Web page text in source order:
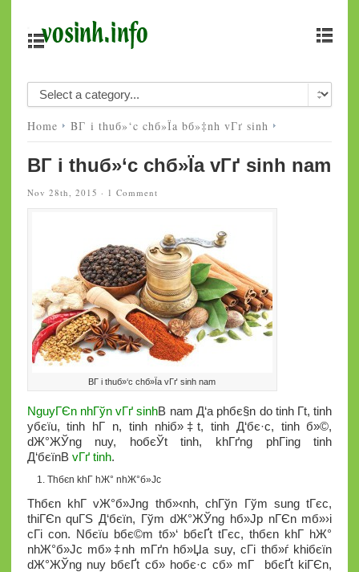
Home BГ i thuб»‘c chб»Їa bб»‡nh vГґ sinh
BГ i thuб»‘c chб»Їa vГґ sinh nam
Nov 28th, 2015 · 1 Comment
BГ i thuб»‘c chб»Їa vГґ sinh nam
NguyГЄn nhГўn vГґ sinhВ nam Д‘a phбє§n do tinh Г­t, tinh
yбєїu, tinh hГ n, tinh nhiб»‡t, tinh Д‘бє·c, tinh б»©,
dЖ°ЖЎng nuy, hoбєЎt tinh, khГґng phГіng tinh
Д‘бєїnВ vГґ tinh.
Thбє­n khГ­ hЖ° nhЖ°б»Јc
Thбє­n khГ­ vЖ°б»Јng thб»‹nh, chГўn Гўm sung tГєc,
thiГЄn quГЅ Д‘бєїn, Гўm dЖ°ЖЎng hб»Јp nГЄn mб»›i
cГі con. Nбєїu bбє©m tб»‘ bбєҐt tГєc, thбє­n khГ­ hЖ°
nhЖ°б»Јc mб»‡nh mГґn hб»Џa suy, cГі thб»ѓ khiбєїn
dЖ°ЖЎng nuy bбєҐt cб»­ hoбє·c cб»­ mГ bбєҐt kiГЄn,